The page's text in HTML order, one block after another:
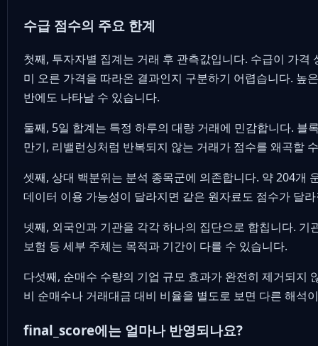
수급 점수의 주요 한계
첫째, 투자자별 집계는 거래 후 관측값입니다. 수급이 가격
미 오른 가격을 따라온 결과인지 구분하기 어렵습니다. 높
반에도 나타날 수 있습니다.
둘째, 5일 합계는 특정 하루의 대량 거래에 민감합니다. 블
만기, 리밸런싱처럼 반복되지 않는 거래가 점수를 왜곡할
셋째, 상대 백분위는 분석 종목군에 의존합니다. 약 204개
데이터 이용 가능성이 달라지면 같은 원자료도 점수가 달
넷째, 외국인과 기관을 각각 하나의 집단으로 합칩니다. 기
보험 등 세부 주체는 목적과 기간이 다를 수 있습니다.
다섯째, 순매수 수량의 기업 규모 효과가 완전히 제거되지
비 순매수나 거래대금 대비 비율을 별도로 보면 다른 해석
final_score에는 얼마나 반영되나요?